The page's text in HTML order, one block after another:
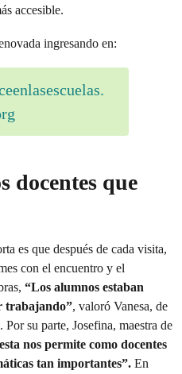
accesible.
ingresando en:
docentes que
es que después de cada visita,
con el encuentro y el
“Los alumnos estaban
trabajando”, valoró Vanesa, de
su parte, Josefina, maestra de
nos permite como docentes
tan importantes”. En